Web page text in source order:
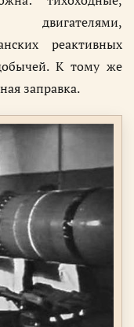
двигателями,
реактивных
К тому же
заправка.